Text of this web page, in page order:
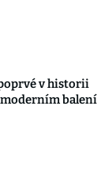
v historii
balení